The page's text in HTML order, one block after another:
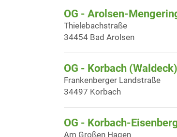
OG - Arolsen-
Thielebachstraße
34454 Bad Arolsen
OG - Korbach (Waldeck)
Frankenberger Landstraße
34497 Korbach
OG - Korbach-
Am Großen Hagen